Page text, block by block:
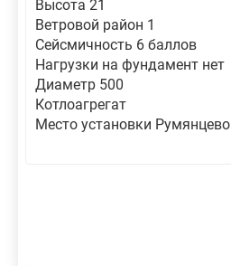
Высота 21
Ветровой район 1
Сейсмичность 6 баллов
Нагрузки на фундамент нет
Диаметр 500
Котлоагрегат
Место установки Румянцево